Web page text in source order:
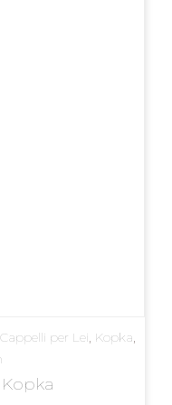
Cappelli per Lei, Kopka,